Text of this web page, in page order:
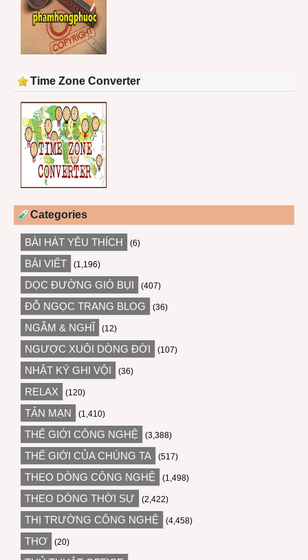
Time Zone Converter
Categories
BÀI HÁT YÊU THÍCH (6)
BÀI VIẾT (1,196)
DỌC ĐƯỜNG GIÓ BỤI (407)
ĐỖ NGỌC TRANG BLOG (36)
NGẪM & NGHĨ (12)
NGƯỢC XUÔI DÒNG ĐỜI (107)
NHẬT KÝ GHI VỘI (36)
RELAX (120)
TẢN MẠN (1,410)
THẾ GIỚI CÔNG NGHỆ (3,388)
THẾ GIỚI CỦA CHÚNG TA (517)
THEO DÒNG CÔNG NGHỆ (1,498)
THEO DÒNG THỜI SỰ (2,422)
THỊ TRƯỜNG CÔNG NGHỆ (4,458)
THƠ (20)